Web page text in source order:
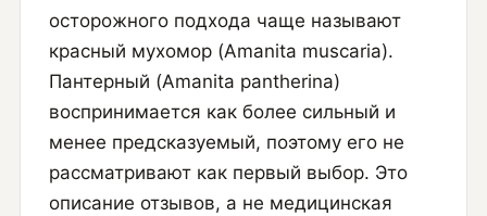
осторожного подхода чаще называют
красный мухомор (Amanita muscaria).
Пантерный (Amanita pantherina)
воспринимается как более сильный и
менее предсказуемый, поэтому его не
рассматривают как первый выбор. Это
описание отзывов, а не медицинская